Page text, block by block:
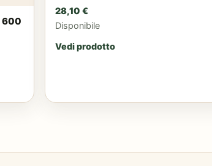
600
28,10€
Disponibile
Vedi prodotto